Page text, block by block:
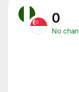
0
No